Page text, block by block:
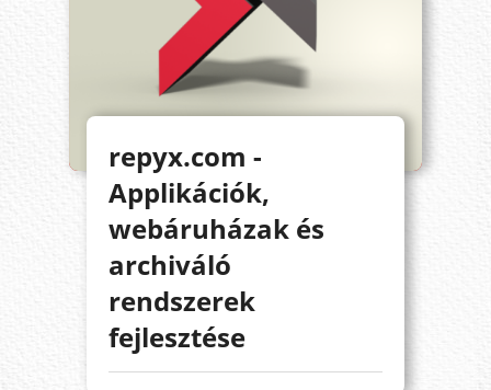
repyx.com -
Applikációk,
webáruházak és
archiváló
rendszerek
fejlesztése